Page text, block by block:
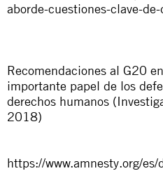
aborde-cuestiones-clave-
Recomendaciones al G20
importante papel de los
derechos humanos
2018)
https://www.amnesty.org/